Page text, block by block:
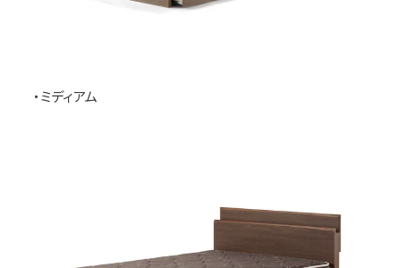
・ミディアム